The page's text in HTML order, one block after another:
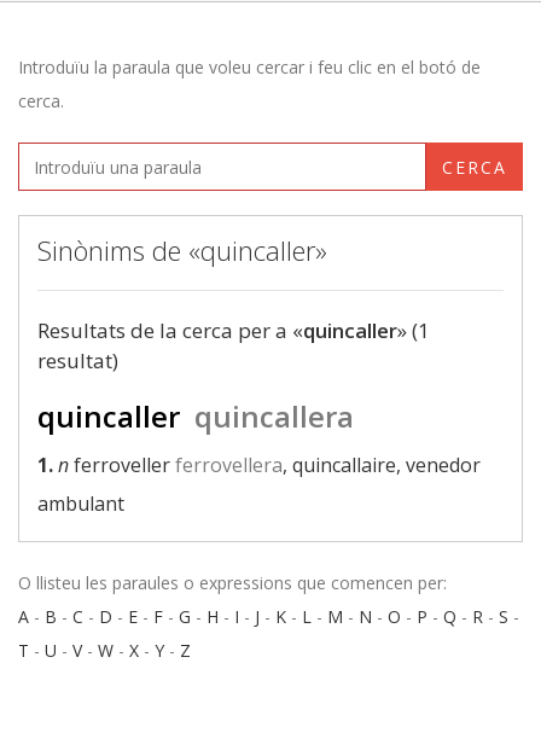
Introduïu la paraula que voleu cercar i feu clic en el botó de
cerca.
CERCA
Sinònims de «quincaller»
Resultats de la cerca per a «quincaller» (1
resultat)
quincaller quincallera
1.nferrovellerferrovellera, quincallaire, venedor
ambulant
O llisteu les paraules o expressions que comencen per:
A - B - C - D - E - F - G - H - I - J - K - L - M - N - O - P - Q - R - S -
T - U - V- W - X - Y - Z